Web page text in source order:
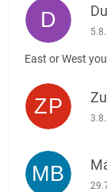
D
East or West
ZP
MB